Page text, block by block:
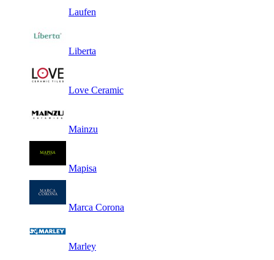
Laufen
Liberta
Love Ceramic
Mainzu
Mapisa
Marca Corona
Marley